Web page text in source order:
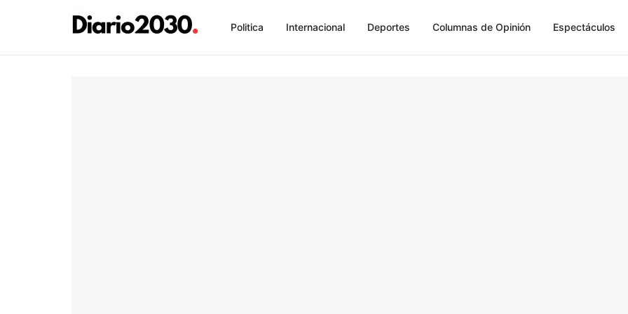
Politica Internacional Deportes Columnas de Opinión Espectáculos